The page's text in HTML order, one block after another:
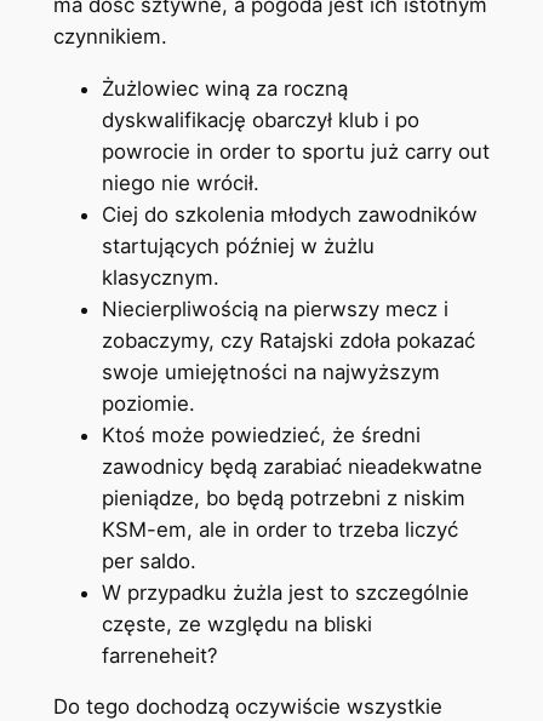
czynnikiem.
Żużlowiec winą za roczną
dyskwalifikację obarczył klub i po
powrocie in order to sportu już carry out
niego nie wrócił.
Ciej do szkolenia młodych zawodników
startujących później w żużlu
klasycznym.
Niecierpliwością na pierwszy mecz i
zobaczymy, czy Ratajski zdoła pokazać
swoje umiejętności na najwyższym
poziomie.
Ktoś może powiedzieć, że średni
zawodnicy będą zarabiać nieadekwatne
pieniądze, bo będą potrzebni z niskim
KSM-em, ale in order to trzeba liczyć
per saldo.
W przypadku żużla jest to szczególnie
częste, ze względu na bliski
farreneheit?
Do tego dochodzą oczywiście wszystkie